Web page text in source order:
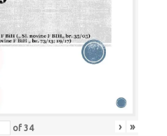
of 34 › »